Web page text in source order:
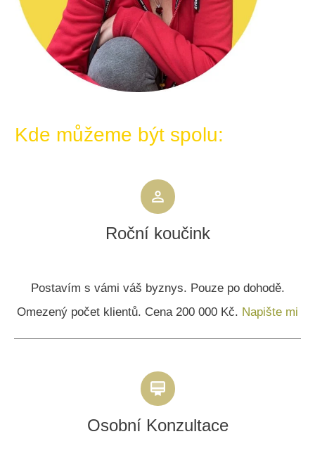
Kde můžeme být spolu:
Roční koučink
Postavím s vámi váš byznys. Pouze po dohodě.
Omezený počet klientů. Cena 200 000 Kč. Napište mi
Osobní Konzultace